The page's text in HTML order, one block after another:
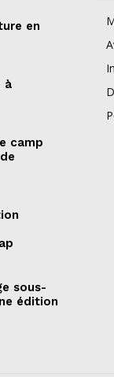
en
à
camp
sous-
édition